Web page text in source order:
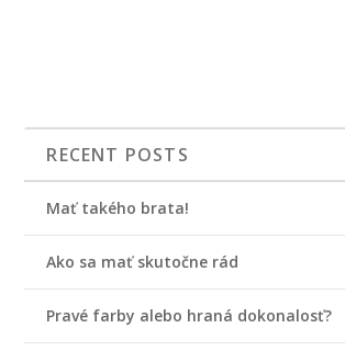
RECENT POSTS
Mať takého brata!
Ako sa mať skutočne rád
Pravé farby alebo hraná dokonalosť?